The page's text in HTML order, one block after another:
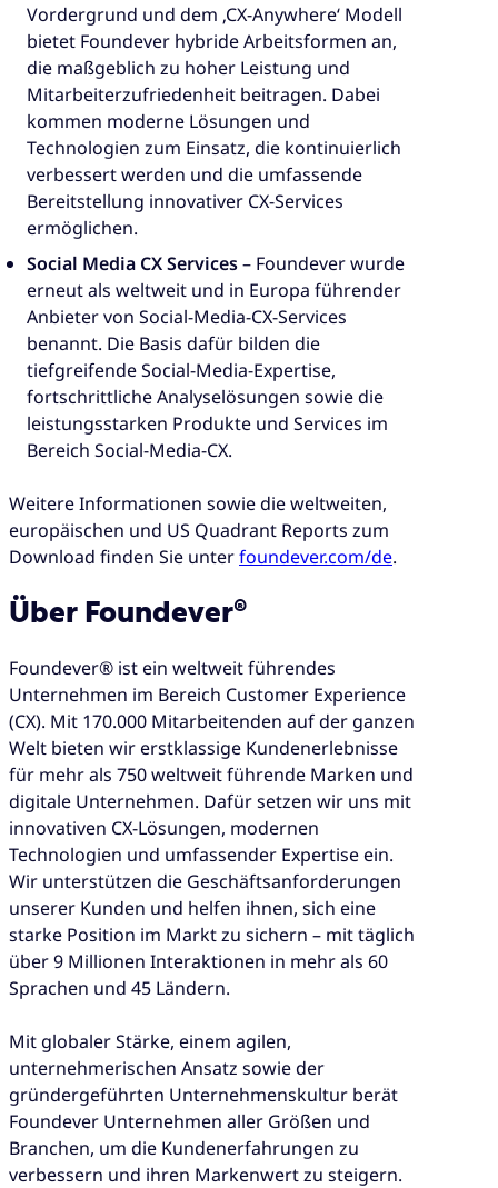
Vordergrund und dem ‚CX-Anywhere‘ Modell
bietet Foundever hybride Arbeitsformen an,
die maßgeblich zu hoher Leistung und
Mitarbeiterzufriedenheit beitragen. Dabei
kommen moderne Lösungen und
Technologien zum Einsatz, die kontinuierlich
verbessert werden und die umfassende
Bereitstellung innovativer CX-Services
ermöglichen.
Social Media CX Services– Foundever wurde
erneut als weltweit und in Europa führender
Anbieter von Social-Media-CX-Services
benannt. Die Basis dafür bilden die
tiefgreifende Social-Media-Expertise,
fortschrittliche Analyselösungen sowie die
leistungsstarken Produkte und Services im
Bereich Social-Media-CX.
Weitere Informationen sowie die weltweiten,
europäischen und US Quadrant Reports zum
Download finden Sie unterfoundever.com/de.
Über Foundever®
Foundever® ist ein weltweit führendes
Unternehmen im Bereich Customer Experience
(CX). Mit 170.000 Mitarbeitenden auf der ganzen
Welt bieten wir erstklassige Kundenerlebnisse
für mehr als 750 weltweit führende Marken und
digitale Unternehmen. Dafür setzen wir uns mit
innovativen CX-Lösungen, modernen
Technologien und umfassender Expertise ein.
Wir unterstützen die Geschäftsanforderungen
unserer Kunden und helfen ihnen, sich eine
starke Position im Markt zu sichern – mit täglich
über 9 Millionen Interaktionen in mehr als 60
Sprachen und 45 Ländern.
Mit globaler Stärke, einem agilen,
unternehmerischen Ansatz sowie der
gründergeführten Unternehmenskultur berät
Foundever Unternehmen aller Größen und
Branchen, um die Kundenerfahrungen zu
verbessern und ihren Markenwert zu steigern.